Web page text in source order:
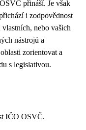
přináší. Je však
i zodpovědnost
nebo vašich
nástrojů a
zorientovat a
s legislativou.
IČO OSVČ.